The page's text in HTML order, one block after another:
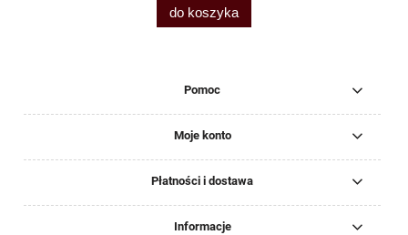
do koszyka
Pomoc
Moje konto
Płatności i dostawa
Informacje